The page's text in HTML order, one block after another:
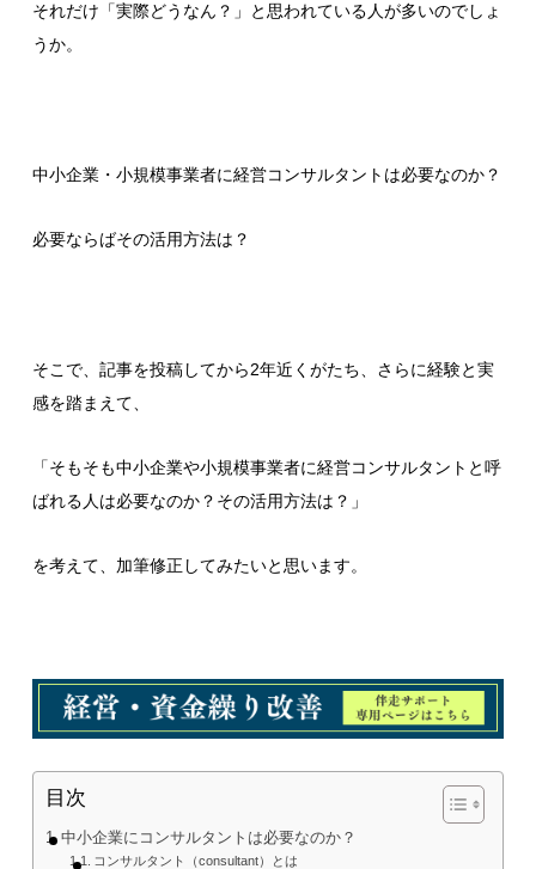
それだけ「実際どうなん？」と思われている人が多いのでしょ
うか。
中小企業・小規模事業者に経営コンサルタントは必要なのか？
必要ならばその活用方法は？
そこで、記事を投稿してから2年近くがたち、さらに経験と実
感を踏まえて、
「そもそも中小企業や小規模事業者に経営コンサルタントと呼
ばれる人は必要なのか？その活用方法は？」
を考えて、加筆修正してみたいと思います。
目次
中小企業にコンサルタントは必要なのか？
コンサルタント（consultant）とは